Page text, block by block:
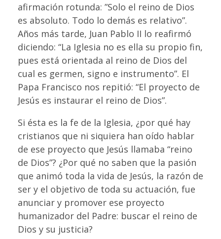
afirmación rotunda: ”Solo el reino de Dios
es absoluto. Todo lo demás es relativo”.
Años más tarde, Juan Pablo II lo reafirmó
diciendo: “La Iglesia no es ella su propio fin,
pues está orientada al reino de Dios del
cual es germen, signo e instrumento”. El
Papa Francisco nos repitió: “El proyecto de
Jesús es instaurar el reino de Dios”.
Si ésta es la fe de la Iglesia, ¿por qué hay
cristianos que ni siquiera han oído hablar
de ese proyecto que Jesús llamaba “reino
de Dios”? ¿Por qué no saben que la pasión
que animó toda la vida de Jesús, la razón de
ser y el objetivo de toda su actuación, fue
anunciar y promover ese proyecto
humanizador del Padre: buscar el reino de
Dios y su justicia?